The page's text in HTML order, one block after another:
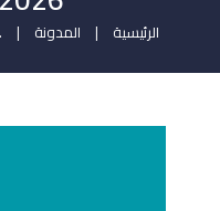
الرئيسية المدونة